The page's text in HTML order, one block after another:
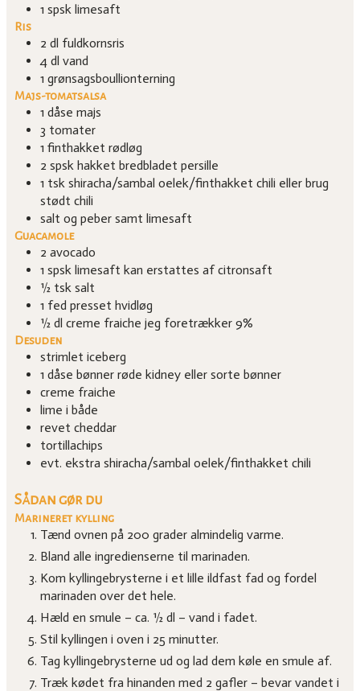
1 spsk limesaft
Ris
2 dl fuldkornsris
4 dl vand
1 grønsagsboullionterning
Majs-tomatsalsa
1 dåse majs
3 tomater
1 finthakket rødløg
2 spsk hakket bredbladet persille
1 tsk shiracha/sambal oelek/finthakket chili eller brug
stødt chili
salt og peber samt limesaft
Guacamole
2 avocado
1 spsk limesaft kan erstattes af citronsaft
½ tsk salt
1 fed presset hvidløg
½ dl creme fraiche jeg foretrækker 9%
Desuden
strimlet iceberg
1 dåse bønner røde kidney eller sorte bønner
creme fraiche
lime i både
revet cheddar
tortillachips
evt. ekstra shiracha/sambal oelek/finthakket chili
Sådan gør du
Marineret kylling
Tænd ovnen på 200 grader almindelig varme.
Bland alle ingredienserne til marinaden.
Kom kyllingebrysterne i et lille ildfast fad og fordel
marinaden over det hele.
Hæld en smule – ca. ½ dl – vand i fadet.
Stil kyllingen i oven i 25 minutter.
Tag kyllingebrysterne ud og lad dem køle en smule af.
Træk kødet fra hinanden med 2 gafler – bevar vandet i